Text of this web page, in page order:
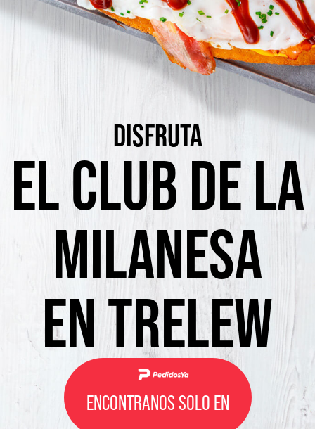
DISFRUTA
EL CLUB DE LA
MILANESA
EN TRELEW
ENCONTRANOS SOLO EN